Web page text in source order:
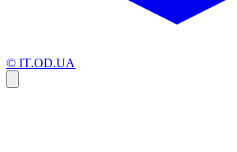
© IT.OD.UA